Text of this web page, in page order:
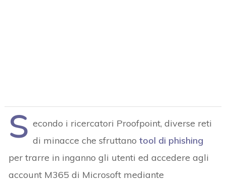
S econdo i ricercatori Proofpoint, diverse reti
di minacce che sfruttanotool di phishing
per trarre in inganno gli utenti ed accedere agli
account M365 di Microsoft mediante